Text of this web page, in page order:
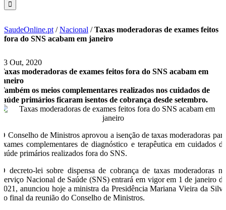
SaudeOnline.pt /Nacional /Taxas moderadoras de exames feitos
fora do SNS acabam em janeiro
23 Out, 2020
Taxas moderadoras de exames feitos fora do SNS acabam em
janeiro
Também os meios complementares realizados nos cuidados de
saúde primários ficaram isentos de cobrança desde setembro.
O Conselho de Ministros aprovou a isenção de taxas moderadoras para
exames complementares de diagnóstico e terapêutica em cuidados de
saúde primários realizados fora do SNS.
O decreto-lei sobre dispensa de cobrança de taxas moderadoras no
Serviço Nacional de Saúde (SNS) entrará em vigor em 1 de janeiro de
2021, anunciou hoje a ministra da Presidência Mariana Vieira da Silva
no final da reunião do Conselho de Ministros.